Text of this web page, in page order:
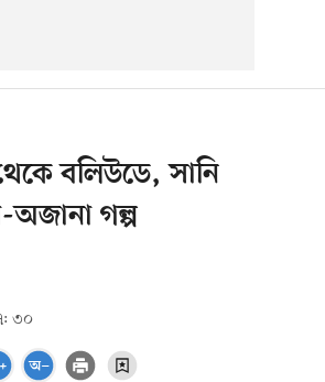
বলিউডে, সানি
অজানা গল্প
৩০